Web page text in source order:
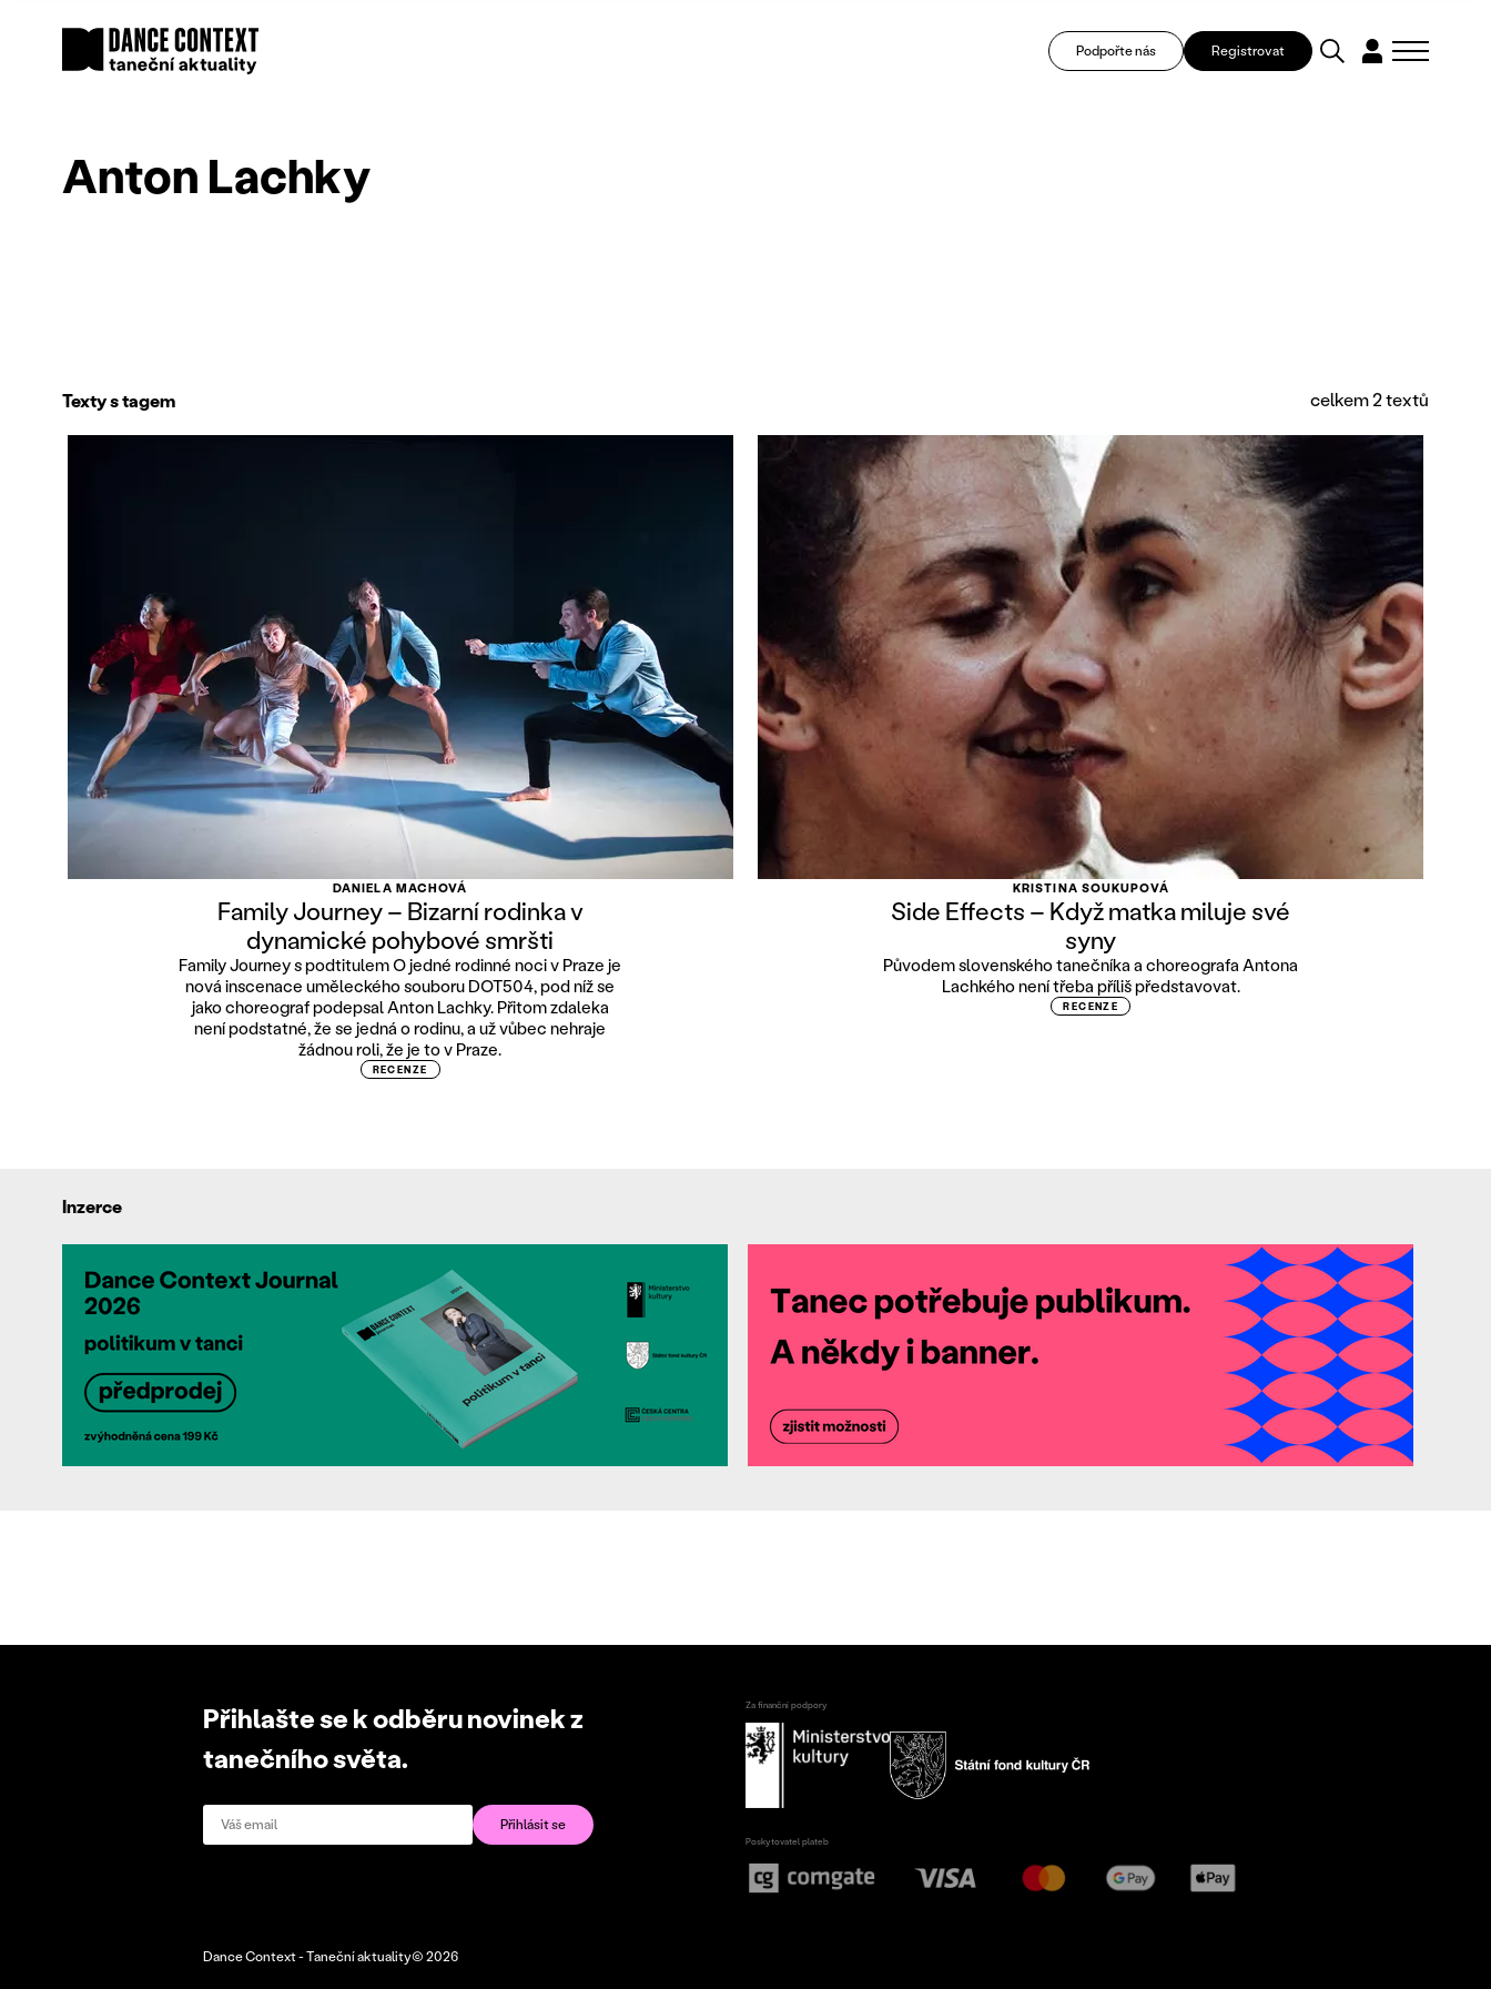
Podpořte nás Registrovat
Anton Lachky
Texty s tagem celkem 2 textů
DANIELA MACHOVÁ
Family Journey – Bizarní rodinka v
dynamické pohybové smršti
Family Journey s podtitulem O jedné rodinné noci v Praze je
nová inscenace uměleckého souboru DOT504, pod níž se
jako choreograf podepsal Anton Lachky. Přitom zdaleka
není podstatné, že se jedná o rodinu, a už vůbec nehraje
žádnou roli, že je to v Praze.
RECENZE
KRISTINA SOUKUPOVÁ
Side Effects – Když matka miluje své
syny
Původem slovenského tanečníka a choreografa Antona
Lachkého není třeba příliš představovat.
RECENZE
Inzerce
Přihlašte se k odběru novinek z
tanečního světa.
Za finanční podpory
Poskytovatel plateb
Dance Context - Taneční aktuality© 2026